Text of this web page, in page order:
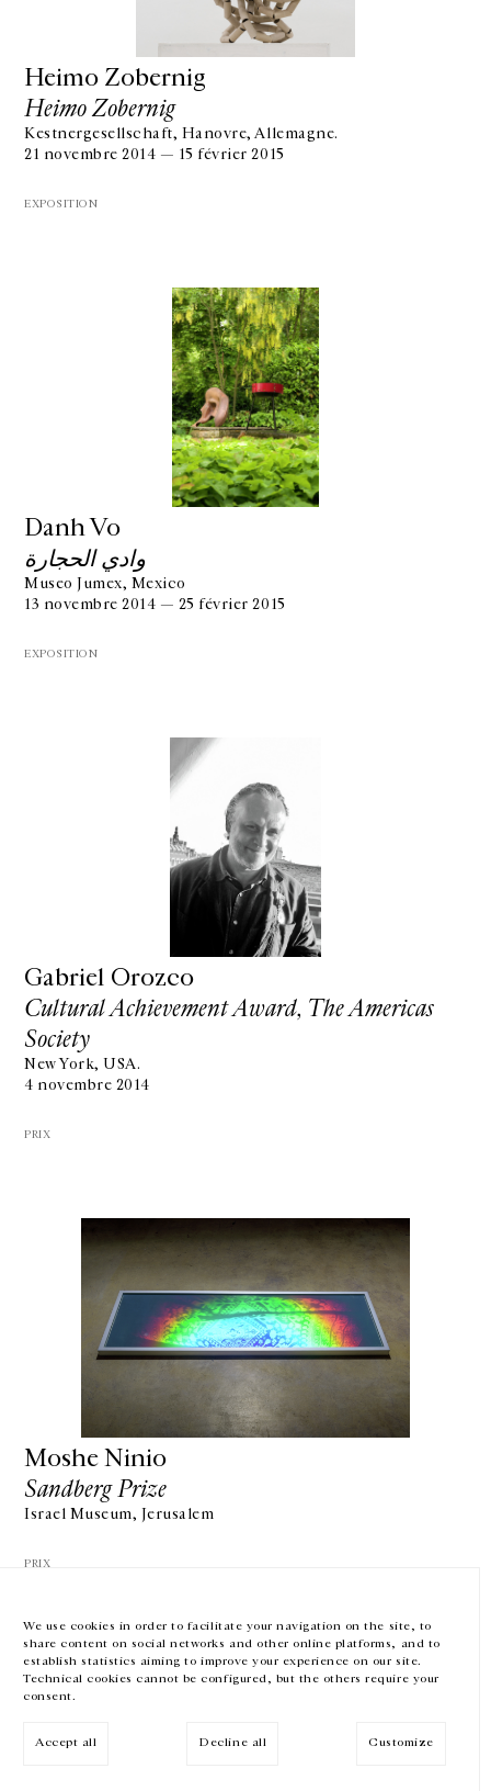
We use cookies in order to facilitate your navigation on the site, to
share content on social networks and other online platforms, and to
establish statistics aiming to improve your experience on our site.
Technical cookies cannot be configured, but the others require your
consent.
Accept all Decline all Customize
Heimo Zobernig
Heimo Zobernig
Kestnergesellschaft, Hanovre, Allemagne.
21 novembre 2014 — 15 février 2015
EXPOSITION
Danh Vo
وادي الحجارة
Museo Jumex, Mexico
13 novembre 2014 — 25 février 2015
EXPOSITION
Gabriel Orozco
Cultural Achievement Award, The Americas
Society
New York, USA.
4 novembre 2014
PRIX
Moshe Ninio
Sandberg Prize
Israel Museum, Jerusalem
PRIX
GALERIE CHANTAL CROUSEL
HORAIRES D'OUVERTURE
DU MARDI AU VENDREDI
LE SAMEDI
EN FR 中文 Facebook Instagram
Inscrivez-vous à notre newsletter